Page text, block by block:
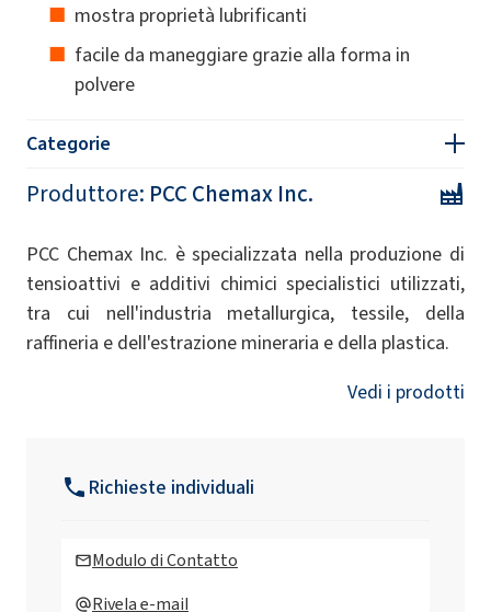
mostra proprietà lubrificanti
facile da maneggiare grazie alla forma in
polvere
Categorie
Produttore: PCC Chemax Inc.
PCC Chemax Inc. è specializzata nella produzione di
tensioattivi e additivi chimici specialistici utilizzati,
tra cui nell'industria metallurgica, tessile, della
raffineria e dell'estrazione mineraria e della plastica.
Vedi i prodotti
Richieste individuali
Modulo di Contatto
Rivela e-mail